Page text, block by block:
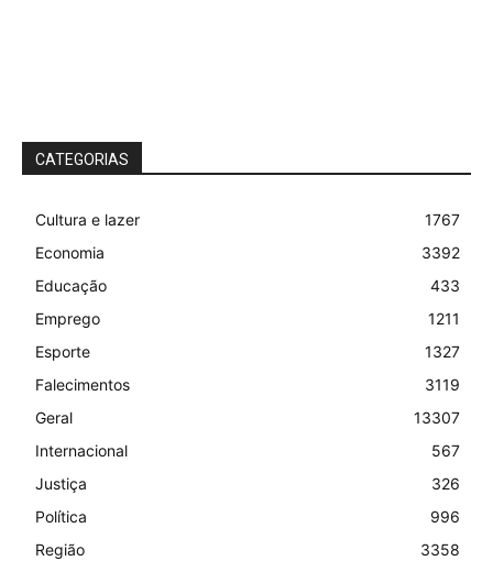
CATEGORIAS
Cultura e lazer
1767
Economia
3392
Educação
433
Emprego
1211
Esporte
1327
Falecimentos
3119
Geral
13307
Internacional
567
Justiça
326
Política
996
Região
3358